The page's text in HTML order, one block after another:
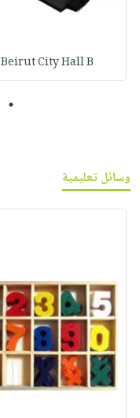
Beirut City Hall B
1
وسائل تعليمية